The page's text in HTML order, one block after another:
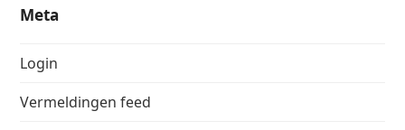
Meta
Login
Vermeldingen feed